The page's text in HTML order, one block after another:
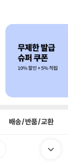
배송/반품/교환